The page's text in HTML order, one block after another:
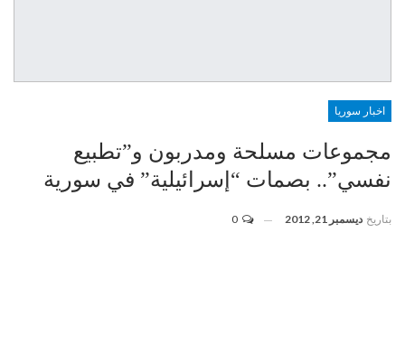
اخبار سوريا
مجموعات مسلحة ومدربون و”تطبيع
نفسي”.. بصمات “إسرائيلية” في سورية
بتاريخ ديسمبر 21, 2012